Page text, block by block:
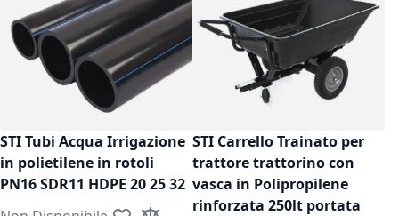
STI Tubi Acqua Irrigazione
in polietilene in rotoli
PN16 SDR11 HDPE 20 25 32
STI Carrello Trainato per
trattore trattorino con
vasca in Polipropilene
rinforzata 250lt portata